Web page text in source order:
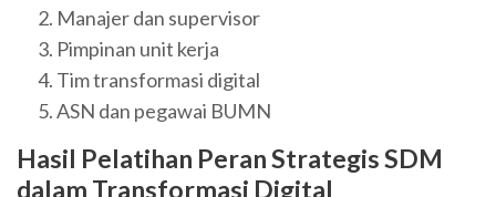
Manajer dan supervisor
Pimpinan unit kerja
Tim transformasi digital
ASN dan pegawai BUMN
Hasil Pelatihan Peran Strategis SDM
dalam Transformasi Digital